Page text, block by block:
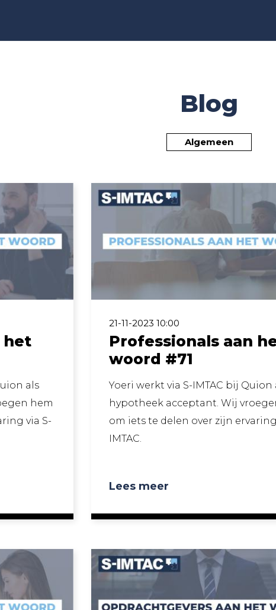
Blog
Algemeen
het
als
hem
via S-
21-11-2023 10:00
Professionals aan
woord #71
Yoeri werkt via S-IMTAC bij Quion
hypotheek acceptant. Wij
om iets te delen over zijn ervaring
IMTAC.
Lees meer